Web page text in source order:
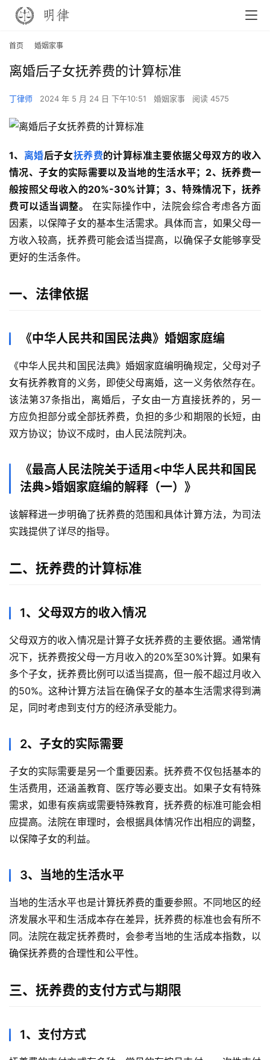
首页 婚姻家事
离婚后子女抚养费的计算标准
丁律师 2024 年 5 月 24 日 下午10:51 婚姻家事 阅读 4575
1、 离婚后子女抚养费的计算标准主要依据父母双方的收入
情况、子女的实际需要以及当地的生活水平；2、抚养费一
般按照父母收入的20%-30%计算；3、特殊情况下，抚养
费可以适当调整。
在实际操作中，法院会综合考虑各方面
因素，以保障子女的基本生活需求。具体而言，如果父母一
方收入较高，抚养费可能会适当提高，以确保子女能够享受
更好的生活条件。
一、法律依据
《中华人民共和国民法典》婚姻家庭编
《中华人民共和国民法典》婚姻家庭编明确规定，父母对子
女有抚养教育的义务，即使父母离婚，这一义务依然存在。
该法第37条指出，离婚后，子女由一方直接抚养的，另一
方应负担部分或全部抚养费，负担的多少和期限的长短，由
双方协议；协议不成时，由人民法院判决。
《最高人民法院关于适用<中华人民共和国民
法典>婚姻家庭编的解释（一）》
该解释进一步明确了抚养费的范围和具体计算方法，为司法
实践提供了详尽的指导。
二、抚养费的计算标准
1、父母双方的收入情况
父母双方的收入情况是计算子女抚养费的主要依据。通常情
况下，抚养费按父母一方月收入的20%至30%计算。如果有
多个子女，抚养费比例可以适当提高，但一般不超过月收入
的50%。这种计算方法旨在确保子女的基本生活需求得到满
足，同时考虑到支付方的经济承受能力。
2、子女的实际需要
子女的实际需要是另一个重要因素。抚养费不仅包括基本的
生活费用，还涵盖教育、医疗等必要支出。如果子女有特殊
需求，如患有疾病或需要特殊教育，抚养费的标准可能会相
应提高。法院在审理时，会根据具体情况作出相应的调整，
以保障子女的利益。
3、当地的生活水平
当地的生活水平也是计算抚养费的重要参照。不同地区的经
济发展水平和生活成本存在差异，抚养费的标准也会有所不
同。法院在裁定抚养费时，会参考当地的生活成本指数，以
确保抚养费的合理性和公平性。
三、抚养费的支付方式与期限
1、支付方式